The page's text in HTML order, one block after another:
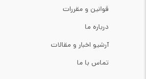
قوانین و مقررات
درباره ما
آرشیو اخبار و مقالات
تماس با ما